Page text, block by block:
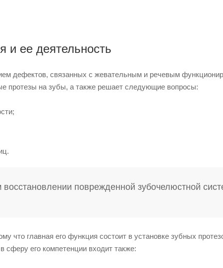
и ее деятельность
дефектов, связанных с жевательным и речевым
протезы на зубы, а также решает следующие вопросы:
восстановлении поврежденной зубочелюстной
что главная его функция состоит в установке зубных
сферу его компетенции входит также: